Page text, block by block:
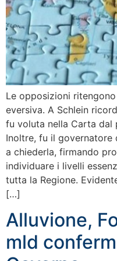
Le opposizioni
eversiva. A Schlein
fu voluta nella Carta dal
Inoltre, fu il governatore
a chiederla, firmando
individuare i livelli
tutta la Regione.
[…]
Alluvione,
mld